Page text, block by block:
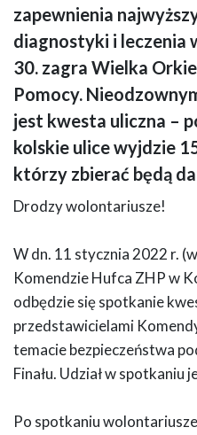
zapewnienia
diagnostyki i leczenia
30. zagra Wielka
Pomocy.
jest kwesta uliczna –
kolskie ulice wyjdzie
którzy zbierać będą
Drodzy wolontariusze!
W dn. 11 stycznia 2022 r.
Komendzie Hufca ZHP w
odbędzie się spotkanie
przedstawicielami
temacie bezpieczeństwa
Finału. Udział w spotkaniu
Po spotkaniu